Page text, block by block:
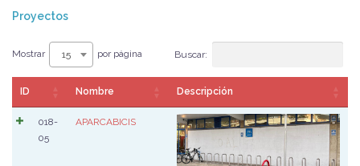
Proyectos
Mostrar 15 por página Buscar:
ID Nombre Descripción
018-
05
APARCABICIS